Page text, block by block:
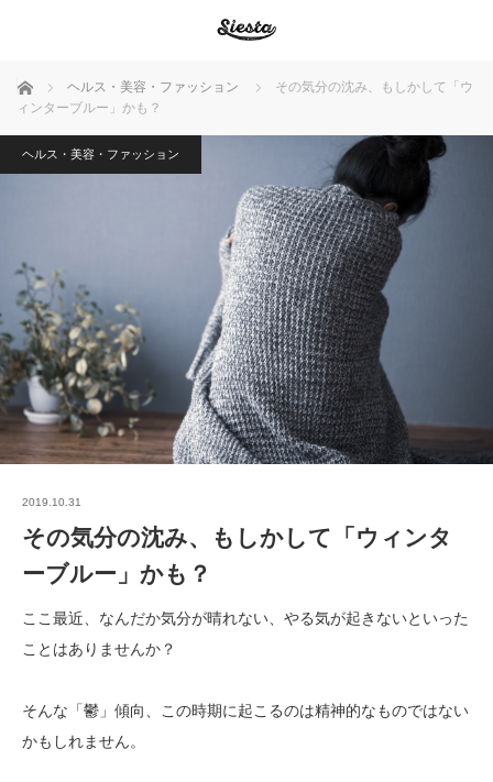
ホーム ヘルス・美容・ファッション
その気分の沈み、もしかして「ウ
ィンターブルー」かも？
ヘルス・美容・ファッション
2019.10.31
その気分の沈み、もしかして「ウィンタ
ーブルー」かも？
ここ最近、なんだか気分が晴れない、やる気が起きないといった
ことはありませんか？
そんな「鬱」傾向、この時期に起こるのは精神的なものではない
かもしれません。